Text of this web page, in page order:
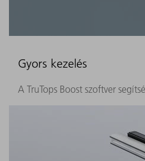
Gyors kezelés
A TruTops Boost szoftver